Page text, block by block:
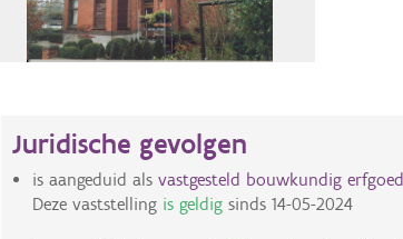
Juridische gevolgen
is aangeduid als vastgesteld bouwkundig erfgoed
Deze vaststelling is geldigsinds 14-05-2024